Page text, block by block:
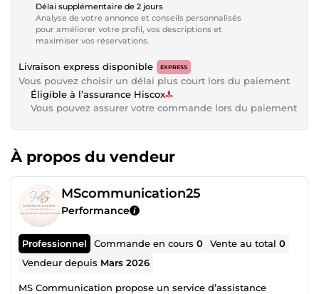
Délai supplémentaire de 2 jours
Analyse de votre annonce et conseils personnalisés
pour améliorer votre profil, vos descriptions et
maximiser vos réservations.
Livraison express disponible EXPRESS
Vous pouvez choisir un délai plus court lors du paiement
Éligible à l’assurance Hiscox
Vous pouvez assurer votre commande lors du paiement
À propos du vendeur
MScommunication25
Performance
Professionnel Commande en cours0 Vente au total0
Vendeur depuis Mars 2026
MS Communication propose un service d’assistance